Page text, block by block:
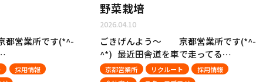
営業所です(*^-
採用情報
野菜栽培
2026.04.10
ごきげんよう～ 京都営業所です(*^-
^*) 最近田舎道を車で走ってる…
京都営業所 リクルート
採用情報